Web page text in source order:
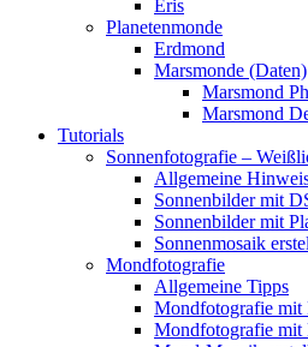
Eris
Planetenmonde
Erdmond
Marsmonde (Daten)
Marsmond
Marsmond
Tutorials
Sonnenfotografie –
Allgemeine
Sonnenbilder mit
Sonnenbilder mit
Sonnenmosaik
Mondfotografie
Allgemeine Tipps
Mondfotografie mit
Mondfotografie mit